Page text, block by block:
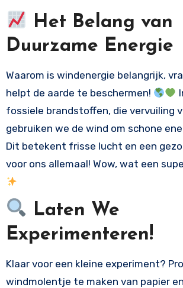
Het Belang van
Duurzame Energie
Waarom is windenergie belangrijk,
helpt de aarde te beschermen!
fossiele brandstoffen, die vervuiling
gebruiken we de wind om schone
Dit betekent frisse lucht en een
voor ons allemaal! Wow, wat een
Laten We
Experimenteren!
Klaar voor een kleine experiment?
windmolentje te maken van papier